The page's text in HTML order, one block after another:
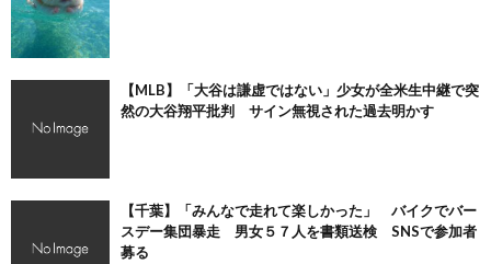
【MLB】「大谷は謙虚ではない」少女が全米生中継で突
然の大谷翔平批判 サイン無視された過去明かす
【千葉】「みんなで走れて楽しかった」 バイクでバー
スデー集団暴走 男女５７人を書類送検 SNSで参加者
募る